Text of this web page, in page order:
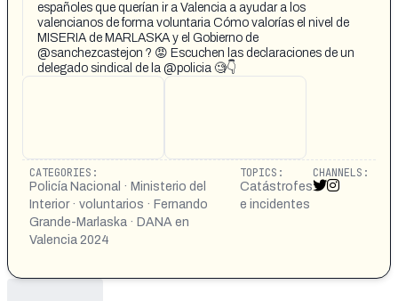
españoles que querían ir a Valencia a ayudar a los
valencianos de forma voluntaria Cómo valorías el nivel de
MISERIA de MARLASKA y el Gobierno de
@sanchezcastejon ? 😡 Escuchen las declaraciones de un
delegado sindical de la @policia 🧐👇
CATEGORIES:
Policía Nacional · Ministerio del
Interior · voluntarios · Fernando
Grande-Marlaska · DANA en
Valencia 2024
TOPICS:
Catástrofes
e incidentes
CHANNELS: